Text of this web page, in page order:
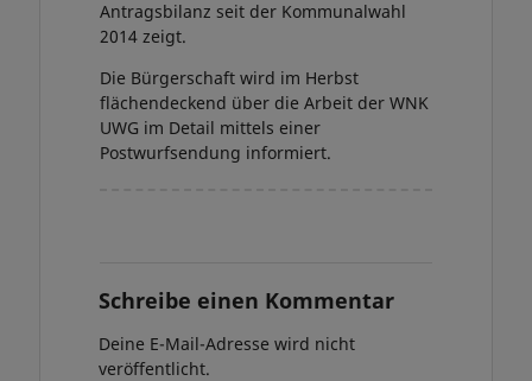
Antragsbilanz seit der Kommunalwahl
2014 zeigt.
Die Bürgerschaft wird im Herbst
flächendeckend über die Arbeit der WNK
UWG im Detail mittels einer
Postwurfsendung informiert.
Schreibe einen Kommentar
Deine E-Mail-Adresse wird nicht
veröffentlicht.